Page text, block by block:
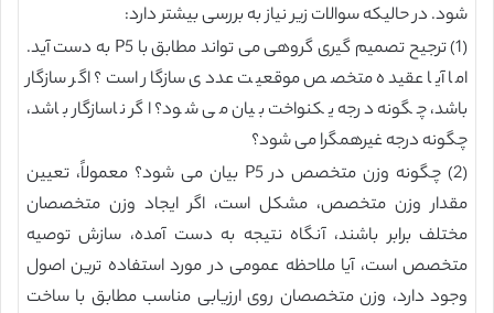
شود. در حالیکه سوالات زیر نیاز به بررسی بیشتر دارد:
(1) ترجیح تصمیم گیری گروهی می تواند مطابق با P5 به دست آید.
اما آیا عقیده متخصص موقعیت عددی سازگار است؟ اگر سازگار
باشد، چگونه درجه یکنواخت بیان می شود؟ اگر ناسازگار باشد،
چگونه درجه غیرهمگرا می شود؟
(2) چگونه وزن متخصص در P5 بیان می شود؟ معمولاً، تعیین
مقدار وزن متخصص، مشکل است، اگر ایجاد وزن متخصصان
مختلف برابر باشند، آنگاه نتیجه به دست آمده، سازش توصیه
متخصص است، آیا ملاحظه عمومی در مورد استفاده ترین اصول
وجود دارد، وزن متخصصان روی ارزیابی مناسب مطابق با ساخت